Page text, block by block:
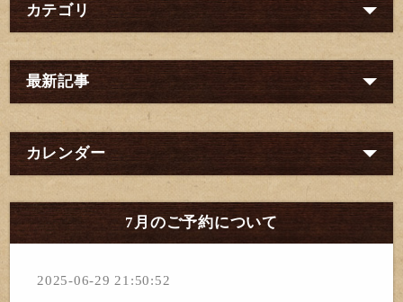
カテゴリ
最新記事
カレンダー
7月のご予約について
2025-06-29 21:50:52